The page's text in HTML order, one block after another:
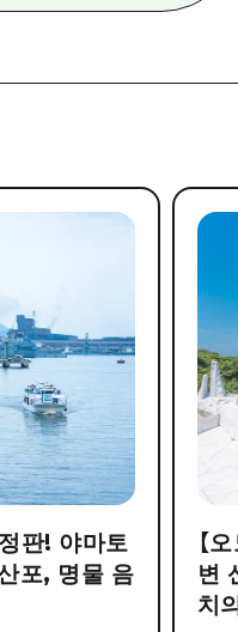
판! 야마토
포, 명물 음
【
변
치